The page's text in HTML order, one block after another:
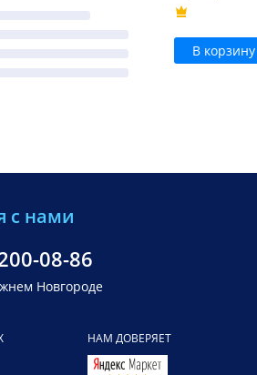
В корзину
с нами
08-86
Новгороде
НАМ ДОВЕРЯЕТ